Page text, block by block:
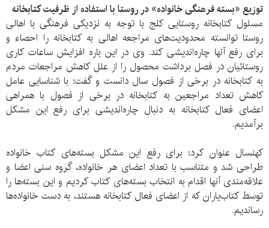
توزیع «بسته فرهنگی خانواده» در روستا با استفاده از ظرفیت کتابخانه
مسئول کتابخانه روستایی کلج با توجه به نزدیکی فرهنگی با اهالی
روستا توانسته محدودیت‌های مراجعه اهالی به کتابخانه را احصاء و
برای رفع آنها چاره‌اندیشی کند. وی در این باره افزایش ساعات کاری
روستائیان در فصل برداشت محصول را از علل کاهش مراجعات مردم
به کتابخانه در برخی از فصول سال دانست و گفت: با شناسایی عامل
کاهش تعداد مراجعین به کتابخانه در برخی از فصول با همراهی
اعضای فعال کتابخانه به دنبال چاره‌اندیشی برای رفع این مشکل
برآمدیم.
کهنسال عنوان کرد: برای رفع این مشکل بسته‌های کتاب خانواده
طراحی شد و متناسب با تعداد اعضای هر خانواده، گروه سنی اعضا و
علاقه‌مندی آنها اقدام به انتخاب بسته‌های کتاب کردیم و این بسته‌ها را
توسط کتاب‌یاران که از اعضای فعال کتابخانه هستند، به دست خانواده‌ها
رساندیم.